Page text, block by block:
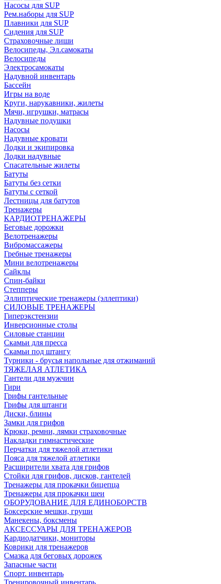
Насосы для SUP
Рем.наборы для SUP
Плавники для SUP
Сидения для SUP
Страховочные лиши
Велосипеды, Эл.самокаты
Велосипеды
Электросамокаты
Надувной инвентарь
Бассейн
Игры на воде
Круги, нарукавники, жилеты
Мячи, игрушки, матрасы
Надувные подушки
Насосы
Надувные кровати
Лодки и экипировка
Лодки надувные
Спасательные жилеты
Батуты
Батуты без сетки
Батуты с сеткой
Лестницы для батутов
Тренажеры
КАРДИОТРЕНАЖЕРЫ
Беговые дорожки
Велотренажеры
Вибромассажеры
Гребные тренажеры
Мини велотренажеры
Сайклы
Спин-байки
Степперы
Эллиптические тренажеры (эллептики)
СИЛОВЫЕ ТРЕНАЖЕРЫ
Гиперэкстензии
Инверсионные столы
Силовые станции
Скамьи для пресса
Скамьи под штангу
Турники - брусья напольные для отжиманий
ТЯЖЕЛАЯ АТЛЕТИКА
Гантели для мужчин
Гири
Грифы гантельные
Грифы для штанги
Диски, блины
Замки для грифов
Крюки, ремни, лямки страховочные
Накладки гимнастические
Перчатки для тяжелой атлетики
Пояса для тяжелой атлетики
Расширители хвата для грифов
Стойки для грифов, дисков, гантелей
Тренажеры для прокачки бицепца
Тренажеры для прокачки шеи
ОБОРУДОВАНИЕ ДЛЯ ЕДИНОБОРСТВ
Боксерские мешки, груши
Манекены, боксмены
АКСЕССУАРЫ ДЛЯ ТРЕНАЖЕРОВ
Кардиодатчики, мониторы
Коврики для тренажеров
Смазка для беговых дорожек
Запасные части
Спорт. инвентарь
Тренировочный инвентарь